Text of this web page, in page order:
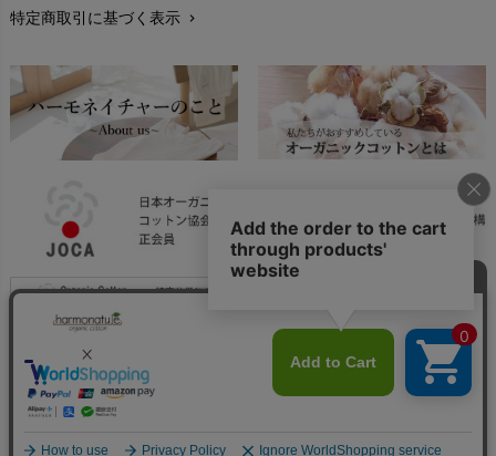
返品交換chevron_right
FAXでのご注文
お問い合わせchevron_right
特定商取引に基づく表示 chevron_right